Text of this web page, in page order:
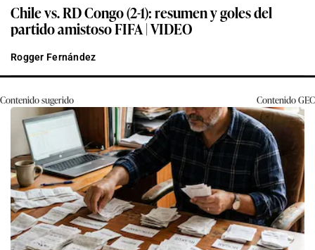
Chile vs. RD Congo (2-1): resumen y goles del
partido amistoso FIFA | VIDEO
Rogger Fernández
Contenido sugerido ContenidoGEC